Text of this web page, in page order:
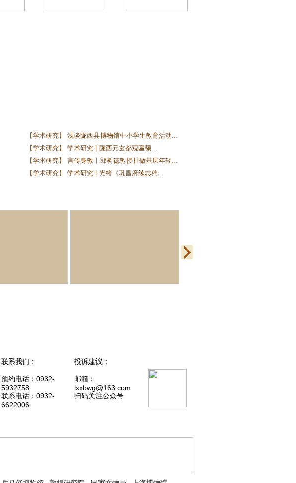
【学术研究】 浅谈陇西县博物馆中小学生教育活动...
【学术研究】 学术研究 | 陇西元玄都观匾额...
【学术研究】 言传身教丨郎树德教授甘做基层年轻...
【学术研究】 学术研究 | 光绪《巩昌府续志稿...
联系我们：
预约电话：0932-
5932758
联系电话：0932-
6622006
投诉建议：
邮箱：
lxxbwg@163.com
扫码关注公众号